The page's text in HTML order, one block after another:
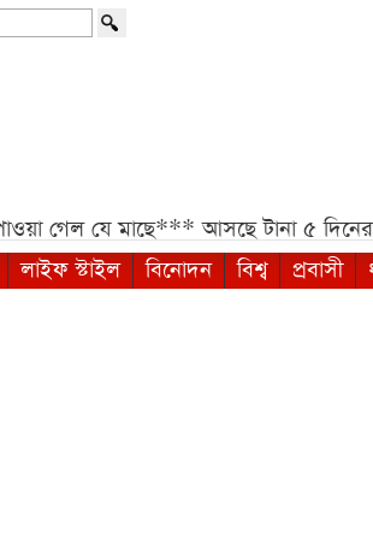
মাছে*** আসছে টানা ৫ দিনের বৃষ্টি!***
লাইফ স্টাইল বিনোদন বিশ্ব প্রবাসী